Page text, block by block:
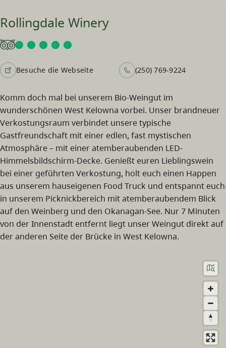
Rollingdale Winery
Besuche die Webseite (250) 769-9224
Komm doch mal bei unserem Bio-Weingut im
wunderschönen West Kelowna vorbei. Unser brandneuer
Verkostungsraum verbindet unsere typische
Gastfreundschaft mit einer edlen, fast mystischen
Atmosphäre – mit einer atemberaubenden LED-
Himmelsbildschirm-Decke. Genießt euren Lieblingswein
bei einer geführten Verkostung, holt euch einen Happen
aus unserem hauseigenen Food Truck und entspannt euch
in unserem Picknickbereich mit atemberaubendem Blick
auf den Weinberg und den Okanagan-See. Nur 7 Minuten
von der Innenstadt entfernt liegt unser Weingut direkt auf
der anderen Seite der Brücke in West Kelowna.